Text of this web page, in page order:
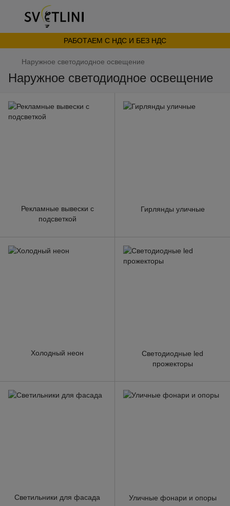
РАБОТАЕМ С НДС И БЕЗ НДС
Наружное светодиодное освещение
Наружное светодиодное освещение
Рекламные вывески с
подсветкой
Гирлянды уличные
Холодный неон
Светодиодные led
прожекторы
Светильники для фасада Уличные фонари и опоры